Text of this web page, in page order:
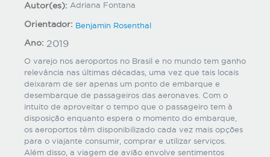
Autor(es): Adriana Fontana
Orientador: Benjamin Rosenthal
Ano: 2019
O varejo nos aeroportos no Brasil e no mundo tem ganho
relevância nas últimas décadas, uma vez que tais locais
deixaram de ser apenas um ponto de embarque e
desembarque de passageiros das aeronaves. Com o
intuito de aproveitar o tempo que o passageiro tem à
disposição enquanto espera o momento do embarque,
os aeroportos têm disponibilizado cada vez mais opções
para o viajante consumir, comprar e utilizar serviços.
Além disso, a viagem de avião envolve sentimentos